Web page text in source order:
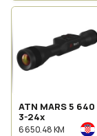
ATN MARS 5 640
3-24x
6 650.48 KM